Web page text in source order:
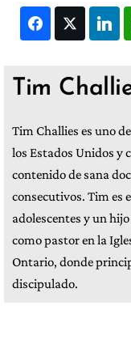
FacebookTwitter
Tim
Tim Challies es uno
los Estados Unidos y
contenido de sana
consecutivos. Tim es
adolescentes y un
como pastor en la
Ontario, donde
discipulado.